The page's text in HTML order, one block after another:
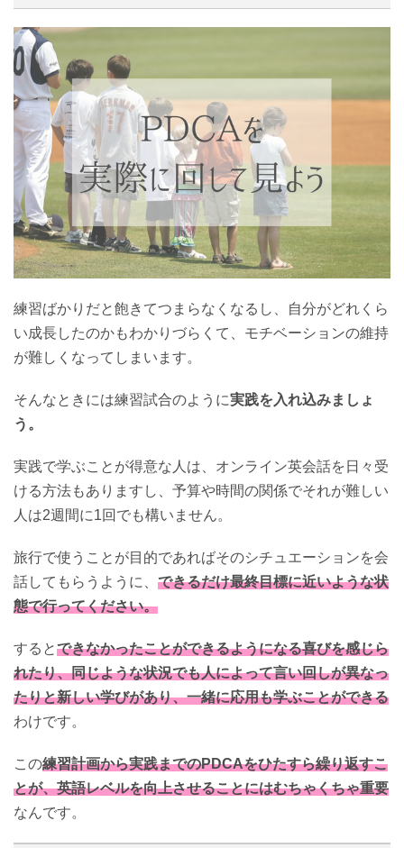
練習ばかりだと飽きてつまらなくなるし、自分がどれくら
い成長したのかもわかりづらくて、モチベーションの維持
が難しくなってしまいます。
そんなときには練習試合のように実践を入れ込みましょ
う。
実践で学ぶことが得意な人は、オンライン英会話を日々受
ける方法もありますし、予算や時間の関係でそれが難しい
人は2週間に1回でも構いません。
旅行で使うことが目的であればそのシチュエーションを会
話してもらうように、 できるだけ最終目標に近いような状
態で行ってください。
するとできなかったことができるようになる喜びを感じら
れたり、同じような状況でも人によって言い回しが異なっ
たりと新しい学びがあり、一緒に応用も学ぶことができる
わけです。
この練習計画から実践までのPDCAをひたすら繰り返すこ
とが、英語レベルを向上させることにはむちゃくちゃ重要
なんです。